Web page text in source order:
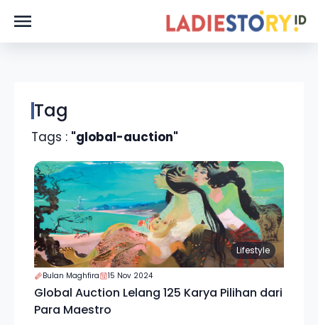
Tag
Tags : "global-auction"
Lifestyle
Bulan Maghfira 15 Nov 2024
Global Auction Lelang 125 Karya Pilihan dari
Para Maestro